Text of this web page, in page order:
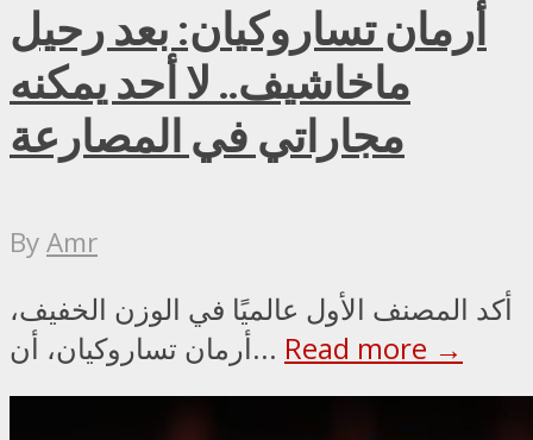
أرمان تساروكيان: بعد رحيل
ماخاشيف.. لا أحد يمكنه
مجاراتي في المصارعة
ByAmr
أكد المصنف الأول عالميًا في الوزن الخفيف،
أرمان تساروكيان، أن... Read more →